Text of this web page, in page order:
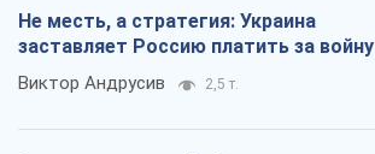
Не месть, а стратегия: Украина
заставляет Россию платить за войну
Виктор Андрусив 2,5 т.